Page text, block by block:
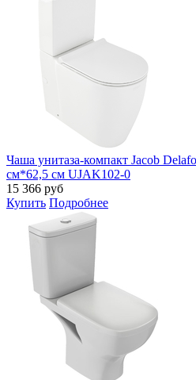
Чаша унитаза-компакт Jacob
см*62,5 см UJAK102-0
15 366 руб
Купить Подробнее